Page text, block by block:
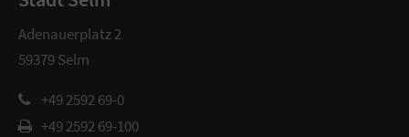
Adenauerplatz 2
59379 Selm
+49 2592 69-0
+49 2592 69-100